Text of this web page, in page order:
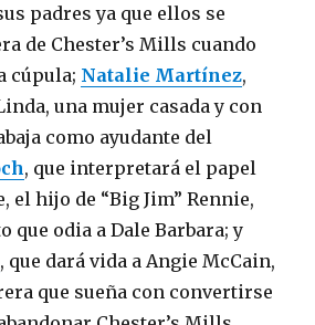
padres ya que ellos se
de Chester’s Mills cuando
cúpula; Natalie Martínez,
una mujer casada y con
como ayudante del
, que interpretará el papel
el hijo de “Big Jim” Rennie,
que odia a Dale Barbara; y
, que dará vida a Angie McCain,
que sueña con convertirse